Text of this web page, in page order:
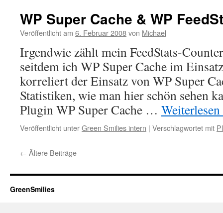
WP Super Cache & WP
Veröffentlicht am 6. Februar 2008von Michael
Irgendwie zählt mein FeedStats-
seitdem ich WP Super Cache im
korreliert der Einsatz von WP Super
Statistiken, wie man hier schön sehen
Plugin WP Super Cache … Weiterlesen
Veröffentlicht unterGreen Smilies intern | Verschlagwortet mit
← Ältere Beiträge
GreenSmilies